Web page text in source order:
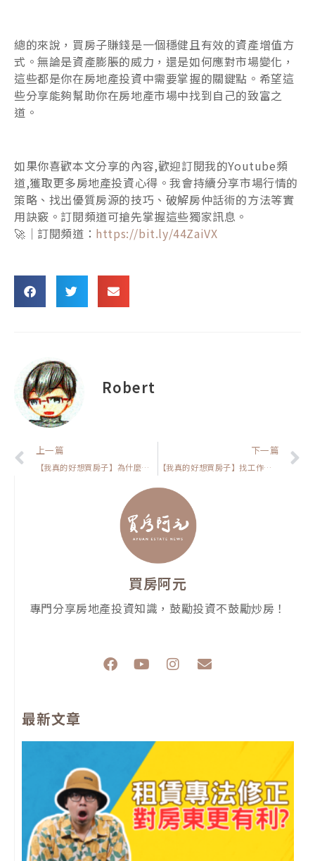
總的來說，買房子賺錢是一個穩健且有效的資產增值方
式。無論是資產膨脹的威力，還是如何應對市場變化，
這些都是你在房地產投資中需要掌握的關鍵點。希望這
些分享能夠幫助你在房地產市場中找到自己的致富之
道。
如果你喜歡本文分享的內容,歡迎訂閱我的Youtube頻
道,獲取更多房地產投資心得。我會持續分享市場行情的
策略、找出優質房源的技巧、破解房仲話術的方法等實
用訣竅。訂閱頻道可搶先掌握這些獨家訊息。
🚀｜訂閱頻道： https://bit.ly/44ZaiVX
Robert
上一頁
上一篇
【我真的好想買房子】為什麼八年級更敢買房？這兩個關鍵原因你一定要知道！
下一篇
【我真的好想買房子】找工作經驗教你挑房！買房跟求職的3大驚人相似點
買房阿元
專門分享房地產投資知識，鼓勵投資不鼓勵炒房！
F
a
o
Y
e
I
r
m
E
p
最新文章